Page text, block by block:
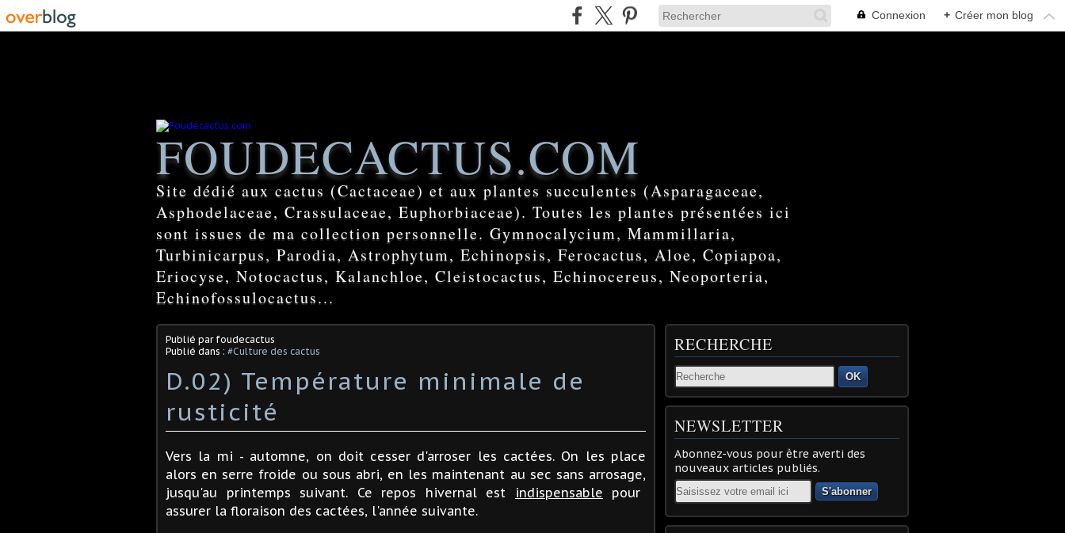
Connexion + Créer mon blog
FOUDECACTUS.COM
Site dédié aux cactus (Cactaceae) et aux plantes succulentes (Asparagaceae,
Asphodelaceae, Crassulaceae, Euphorbiaceae). Toutes les plantes présentées ici
sont issues de ma collection personnelle. Gymnocalycium, Mammillaria,
Turbinicarpus, Parodia, Astrophytum, Echinopsis, Ferocactus, Aloe, Copiapoa,
Eriocyse, Notocactus, Kalanchloe, Cleistocactus, Echinocereus, Neoporteria,
Echinofossulocactus...
Publié par foudecactus
Publié dans : #Culture des cactus
D.02) Température minimale de
rusticité
Vers la mi - automne, on doit cesser d'arroser les cactées. On les place
alors en serre froide ou sous abri, en les maintenant au sec sans arrosage,
jusqu'au printemps suivant. Ce repos hivernal est
indispensable pour
assurer la floraison des cactées, l'année suivante.
RECHERCHE
OK
NEWSLETTER
Abonnez-vous pour être averti des
nouveaux articles publiés.
Email